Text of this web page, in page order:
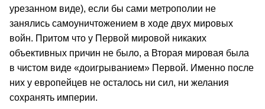
урезанном виде), если бы сами метрополии не
занялись самоуничтожением в ходе двух мировых
войн. Притом что у Первой мировой никаких
объективных причин не было, а Вторая мировая была
в чистом виде «доигрыванием» Первой. Именно после
них у европейцев не осталось ни сил, ни желания
сохранять империи.